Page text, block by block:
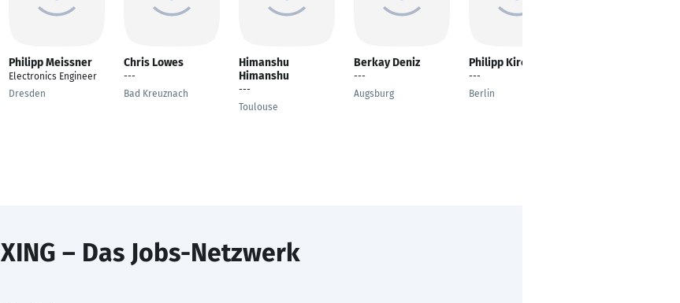
Philipp Meissner
Electronics Engineer
Dresden
Chris Lowes
---
Bad Kreuznach
Himanshu
Himanshu
---
Toulouse
Berkay Deniz
---
Augsburg
Philipp Kirchner
---
Berlin
XING – Das Jobs-Netzwerk